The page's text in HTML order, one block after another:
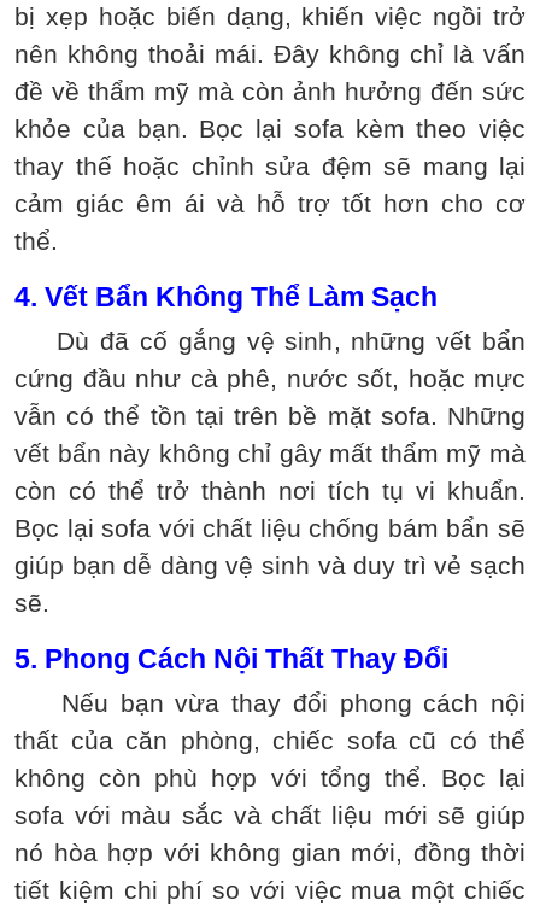
bị xẹp hoặc biến dạng, khiến việc ngồi trở
nên không thoải mái. Đây không chỉ là vấn
đề về thẩm mỹ mà còn ảnh hưởng đến sức
khỏe của bạn. Bọc lại sofa kèm theo việc
thay thế hoặc chỉnh sửa đệm sẽ mang lại
cảm giác êm ái và hỗ trợ tốt hơn cho cơ
thể.
4. Vết Bẩn Không Thể Làm Sạch
Dù đã cố gắng vệ sinh, những vết bẩn
cứng đầu như cà phê, nước sốt, hoặc mực
vẫn có thể tồn tại trên bề mặt sofa. Những
vết bẩn này không chỉ gây mất thẩm mỹ mà
còn có thể trở thành nơi tích tụ vi khuẩn.
Bọc lại sofa với chất liệu chống bám bẩn sẽ
giúp bạn dễ dàng vệ sinh và duy trì vẻ sạch
sẽ.
5. Phong Cách Nội Thất Thay Đổi
Nếu bạn vừa thay đổi phong cách nội
thất của căn phòng, chiếc sofa cũ có thể
không còn phù hợp với tổng thể. Bọc lại
sofa với màu sắc và chất liệu mới sẽ giúp
nó hòa hợp với không gian mới, đồng thời
tiết kiệm chi phí so với việc mua một chiếc